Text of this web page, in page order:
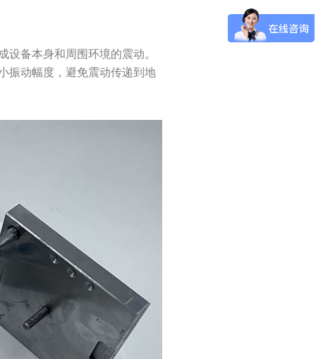
备本身和周围环境的震动。
振动幅度，避免震动传递到地